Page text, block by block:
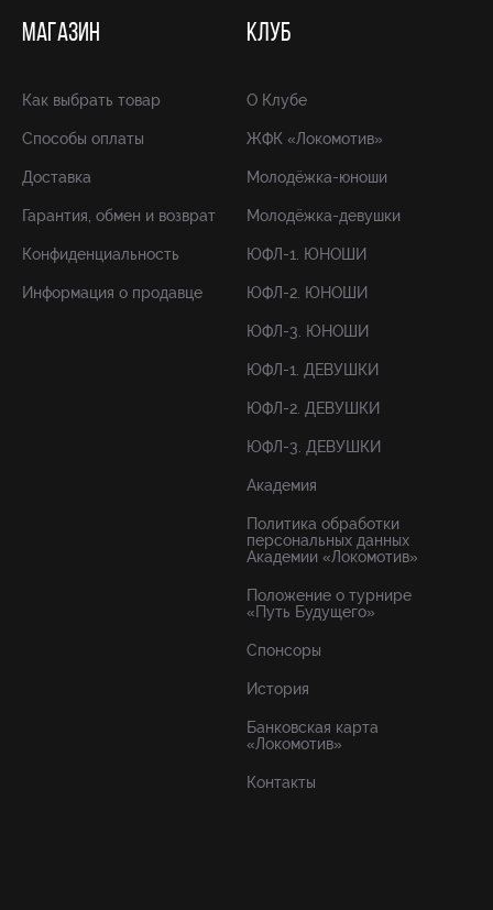
МАГАЗИН
Как выбрать товар
Способы оплаты
Доставка
Гарантия, обмен и возврат
Конфиденциальность
Информация о продавце
КЛУБ
О Клубе
ЖФК «Локомотив»
Молодёжка-юноши
Молодёжка-девушки
ЮФЛ-1. ЮНОШИ
ЮФЛ-2. ЮНОШИ
ЮФЛ-3. ЮНОШИ
ЮФЛ-1. ДЕВУШКИ
ЮФЛ-2. ДЕВУШКИ
ЮФЛ-3. ДЕВУШКИ
Академия
Политика обработки
персональных данных
Академии «Локомотив»
Положение о турнире
«Путь Будущего»
Спонсоры
История
Банковская карта
«Локомотив»
Контакты